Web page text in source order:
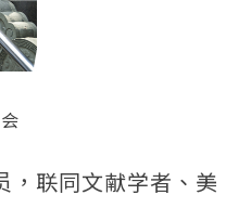
，联同文献学者、美